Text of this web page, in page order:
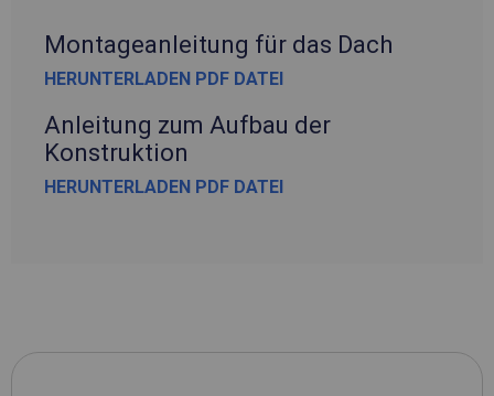
Montageanleitung für das Dach
HERUNTERLADEN PDF DATEI
Anleitung zum Aufbau der
Konstruktion
HERUNTERLADEN PDF DATEI